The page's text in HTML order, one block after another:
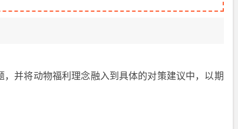
并将动物福利理念融入到具体的对策建议中，以期